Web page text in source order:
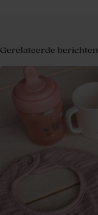
Gerelateerde berichten